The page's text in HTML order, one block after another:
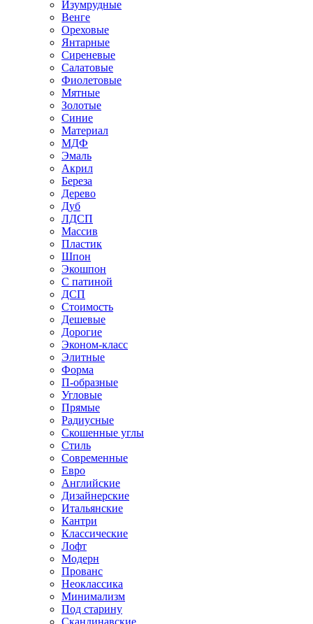
Изумрудные
Венге
Ореховые
Янтарные
Сиреневые
Салатовые
Фиолетовые
Мятные
Золотые
Синие
Материал
МДФ
Эмаль
Акрил
Береза
Дерево
Дуб
ЛДСП
Массив
Пластик
Шпон
Экошпон
С патиной
ДСП
Стоимость
Дешевые
Дорогие
Эконом-класс
Элитные
Форма
П-образные
Угловые
Прямые
Радиусные
Скошенные углы
Стиль
Современные
Евро
Английские
Дизайнерские
Итальянские
Кантри
Классические
Лофт
Модерн
Прованс
Неоклассика
Минимализм
Под старину
Скандинавские